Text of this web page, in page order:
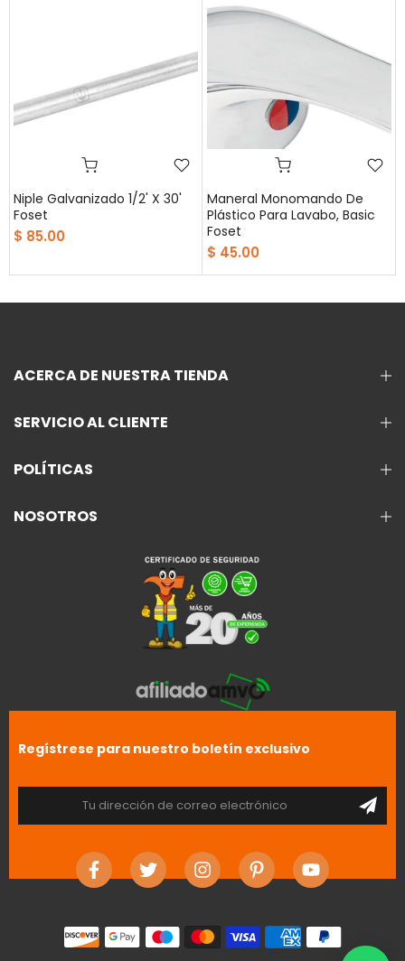
Niple Galvanizado 1/2' X 30'
Foset
$ 85.00
Maneral Monomando De
Plástico Para Lavabo, Basic
Foset
$ 45.00
ACERCA DE NUESTRA TIENDA
SERVICIO AL CLIENTE
POLÍTICAS
NOSOTROS
Regístrese para nuestro boletín exclusivo